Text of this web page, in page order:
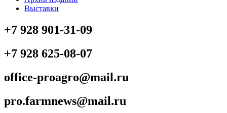
Выставки
+7 928 901-31-09
+7 928 625-08-07
office-proagro@mail.ru
pro.farmnews@mail.ru